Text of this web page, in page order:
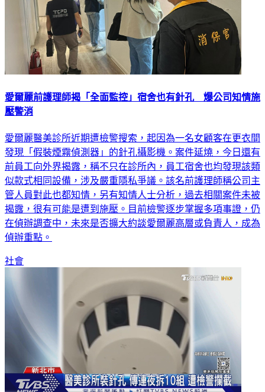
愛爾麗前護理師揭「全面監控」宿舍也有針孔 爆公司知情施
愛爾麗醫美診所近期遭檢警搜索，起因為一名女顧客在更衣間
發現「假裝煙霧偵測器」的針孔攝影機。案件延燒，今日還有
前員工向外界揭露，稱不只在診所內，員工宿舍也均發現該類
似款式相同設備，涉及嚴重隱私爭議。該名前護理師稱公司主
管人員對此也都知情，另有知情人士分析，過去相關案件未被
揭露，很有可能是遭到施壓。目前檢警逐步掌握多項事證，仍
在偵辦調查中，未來是否擴大約談愛爾麗高層或負責人，成為